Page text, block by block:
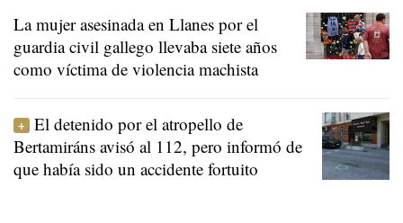
La mujer asesinada en Llanes por el
guardia civil gallego llevaba siete años
como víctima de violencia machista
El detenido por el atropello de
Bertamiráns avisó al 112, pero informó de
que había sido un accidente fortuito